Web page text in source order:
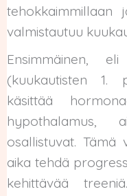
tehokkaimmillaan
valmistautuu
Ensimmäinen,
(kuukautisten 1.
käsittää
hypothalamus,
osallistuvat.
aika tehdä
kehittävää